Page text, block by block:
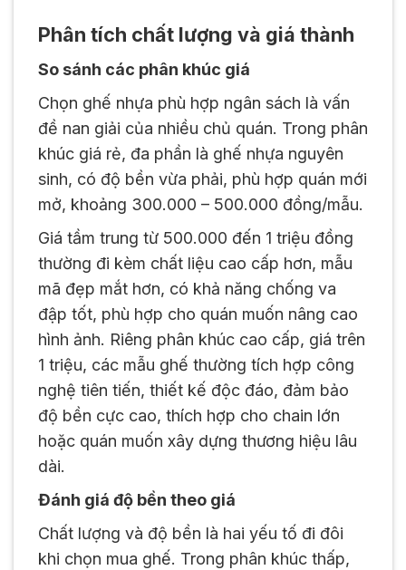
Phân tích chất lượng và giá thành
So sánh các phân khúc giá
Chọn ghế nhựa phù hợp ngân sách là vấn
đề nan giải của nhiều chủ quán. Trong phân
khúc giá rẻ, đa phần là ghế nhựa nguyên
sinh, có độ bền vừa phải, phù hợp quán mới
mở, khoảng 300.000 – 500.000 đồng/mẫu.
Giá tầm trung từ 500.000 đến 1 triệu đồng
thường đi kèm chất liệu cao cấp hơn, mẫu
mã đẹp mắt hơn, có khả năng chống va
đập tốt, phù hợp cho quán muốn nâng cao
hình ảnh. Riêng phân khúc cao cấp, giá trên
1 triệu, các mẫu ghế thường tích hợp công
nghệ tiên tiến, thiết kế độc đáo, đảm bảo
độ bền cực cao, thích hợp cho chain lớn
hoặc quán muốn xây dựng thương hiệu lâu
dài.
Đánh giá độ bền theo giá
Chất lượng và độ bền là hai yếu tố đi đôi
khi chọn mua ghế. Trong phân khúc thấp,